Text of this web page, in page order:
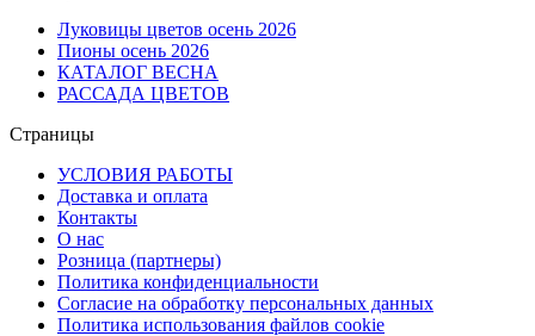
Луковицы цветов осень 2026
Пионы осень 2026
КАТАЛОГ ВЕСНА
РАССАДА ЦВЕТОВ
Страницы
УСЛОВИЯ РАБОТЫ
Доставка и оплата
Контакты
О наc
Розница (партнеры)
Политика конфиденциальности
Согласие на обработку персональных данных
Политика использования файлов сookie